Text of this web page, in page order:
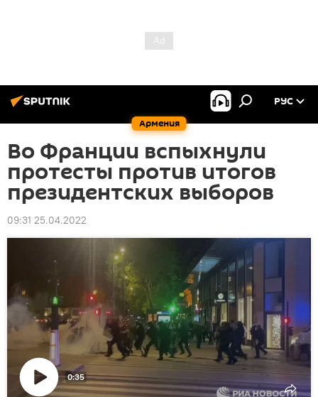
Армения
РУС
Во Франции вспыхнули
протесты против итогов
президентских выборов
09:31 25.04.2022
0:35